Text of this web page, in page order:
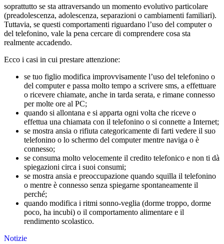
soprattutto se sta attraversando un momento evolutivo particolare
(preadolescenza, adolescenza, separazioni o cambiamenti familiari).
Tuttavia, se questi comportamenti riguardano l’uso del computer o
del telefonino, vale la pena cercare di comprendere cosa sta
realmente accadendo.
Ecco i casi in cui prestare attenzione:
se tuo figlio modifica improvvisamente l’uso del telefonino o
del computer e passa molto tempo a scrivere sms, a effettuare
o ricevere chiamate, anche in tarda serata, e rimane connesso
per molte ore al PC;
quando si allontana e si apparta ogni volta che riceve o
effettua una chiamata con il telefonino o si connette a Internet;
se mostra ansia o rifiuta categoricamente di farti vedere il suo
telefonino o lo schermo del computer mentre naviga o è
connesso;
se consuma molto velocemente il credito telefonico e non ti dà
spiegazioni circa i suoi consumi;
se mostra ansia e preoccupazione quando squilla il telefonino
o mentre è connesso senza spiegarne spontaneamente il
perché;
quando modifica i ritmi sonno-veglia (dorme troppo, dorme
poco, ha incubi) o il comportamento alimentare e il
rendimento scolastico.
Notizie